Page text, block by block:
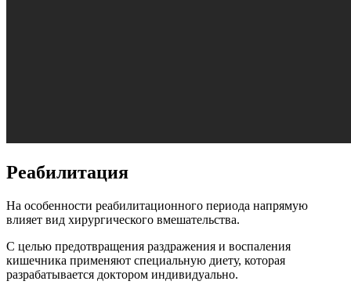
Реабилитация
На особенности реабилитационного периода напрямую
влияет вид хирургического вмешательства.
С целью предотвращения раздражения и воспаления
кишечника применяют специальную диету, которая
разрабатывается доктором индивидуально.